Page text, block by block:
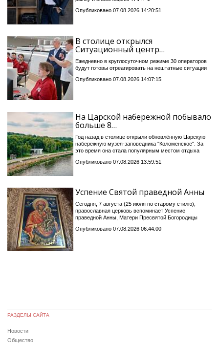
Опубликовано 07.08.2026 14:20:51
В столице открылся
Ситуационный центр…
Ежедневно в круглосуточном режиме 30 операторов
будут готовы отреагировать на нештатные ситуации
Опубликовано 07.08.2026 14:07:15
На Царской набережной побывало
больше 8…
Год назад в столице открыли обновлённую Царскую
набережную музея-заповедника "Коломенское". За
это время она стала популярным местом отдыха
Опубликовано 07.08.2026 13:59:51
Успение Святой праведной Анны
Сегодня, 7 августа (25 июля по старому стилю),
православная церковь вспоминает Успение
праведной Анны, Матери Пресвятой Богородицы
Опубликовано 07.08.2026 06:44:00
РАЗДЕЛЫ САЙТА
Новости
Общество